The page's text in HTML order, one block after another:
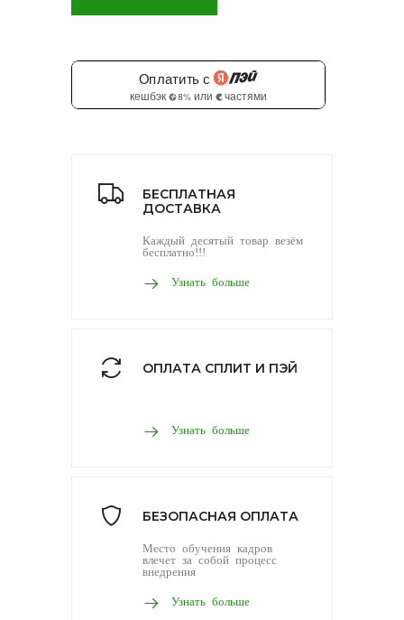
БЕСПЛАТНАЯ
ДОСТАВКА
Каждый десятый товар везём
бесплатно!!!
Узнать больше
ОПЛАТА СПЛИТ И ПЭЙ
Узнать больше
БЕЗОПАСНАЯ ОПЛАТА
Место обучения кадров
влечет за собой процесс
внедрения
Узнать больше